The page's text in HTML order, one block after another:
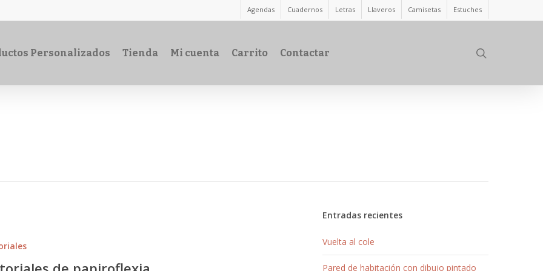
Agendas Cuadernos Letras Llaveros Camisetas Estuches
Personalizados Tienda Mi cuenta Carrito Contactar
Entradas recientes
Vuelta al cole
Pared de habitación con dibujo pintado